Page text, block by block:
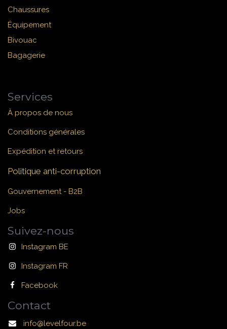
Chaussures
Équipement
Bivouac
Bagagerie
Services
À propos de nous
Conditions générales
Expédition et retours
Politique anti-corruption
Gouvernement - B2B
Jobs
Suivez-nous
Instagram BE
Instagram FR
Facebook
Contact
info@levelfour.be